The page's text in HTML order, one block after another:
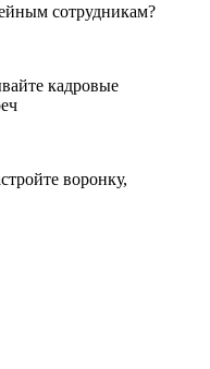
сотрудникам?
кадровые
воронку,